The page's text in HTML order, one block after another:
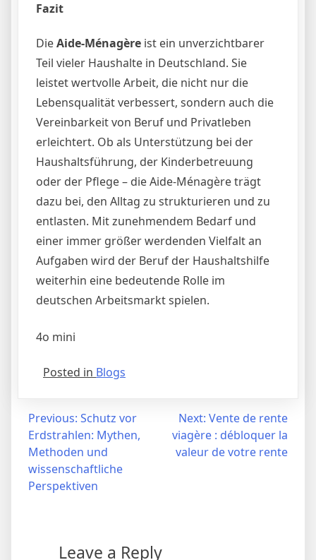
Fazit
DieAide-Ménagère ist ein unverzichtbarer
Teil vieler Haushalte in Deutschland. Sie
leistet wertvolle Arbeit, die nicht nur die
Lebensqualität verbessert, sondern auch die
Vereinbarkeit von Beruf und Privatleben
erleichtert. Ob als Unterstützung bei der
Haushaltsführung, der Kinderbetreuung
oder der Pflege – die Aide-Ménagère trägt
dazu bei, den Alltag zu strukturieren und zu
entlasten. Mit zunehmendem Bedarf und
einer immer größer werdenden Vielfalt an
Aufgaben wird der Beruf der Haushaltshilfe
weiterhin eine bedeutende Rolle im
deutschen Arbeitsmarkt spielen.
4o mini
Posted in Blogs
Post
navigation
Previous: Schutz vor
Erdstrahlen: Mythen,
Methoden und
wissenschaftliche
Perspektiven
Next: Vente de rente
viagère : débloquer la
valeur de votre rente
Leave a Reply